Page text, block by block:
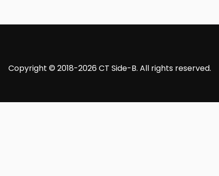
Copyright © 2018-2026 CT Side-B. All rights reserved.